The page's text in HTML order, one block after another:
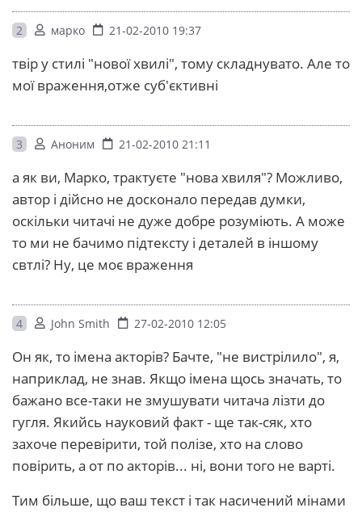
2 марко 21-02-2010 19:37
твір у стилі "нової хвилі", тому складнувато. Але то
мої враження,отже суб'єктивні
3 Аноним 21-02-2010 21:11
а як ви, Марко, трактуєте "нова хвиля"? Можливо,
автор і дійсно не досконало передав думки,
оскільки читачі не дуже добре розуміють. А може
то ми не бачимо підтексту і деталей в іншому
свтлі? Ну, це моє враження
4 John Smith 27-02-2010 12:05
Он як, то імена акторів? Бачте, "не вистрілило", я,
наприклад, не знав. Якщо імена щось значать, то
бажано все-таки не змушувати читача лізти до
гугля. Якийсь науковий факт - ще так-сяк, хто
захоче перевірити, той полізе, хто на слово
повірить, а от по акторів... ні, вони того не варті.
Тим більше, що ваш текст і так насичений мінами